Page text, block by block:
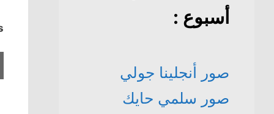
أسبوع :
صور أنجلينا جولي
صور سلمي حايك